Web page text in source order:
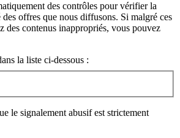
des contrôles pour vérifier la
offres que nous diffusons. Si malgré ces
des contenus inappropriés, vous pouvez
la liste ci-dessous :
le signalement abusif est strictement